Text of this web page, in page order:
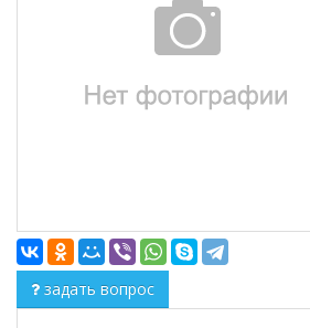
задать вопрос